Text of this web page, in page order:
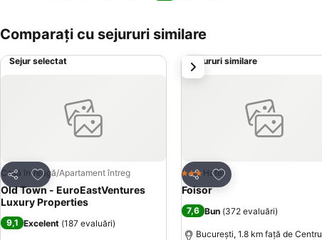
Comparați cu sejururi similare
Sejur selectat
Distribuiți
Adăugaţi la favorite
Casă întreagă/Apartament întreg
Old Town - EuroEastVentures
Luxury Properties
9,1 Excelent (187 evaluări)
Sejururi similare
Distribuiți
Adăugaţi la favorite
3 SteleHotel
Foisor
7,6 Bun (372 evaluări)
București, 1.8 km faţă de Centru
următorul